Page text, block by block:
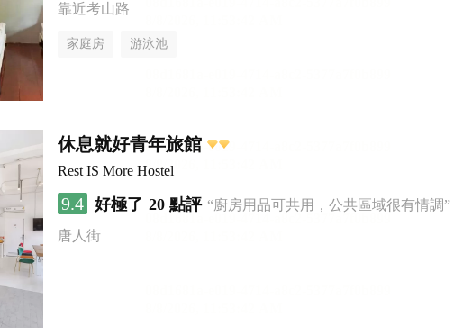
靠近考山路
家庭房 游泳池
休息就好青年旅館
Rest IS More Hostel
9.4 好極了 20 點評 “廚房用品可共用，公共區域很有情調”
唐人街